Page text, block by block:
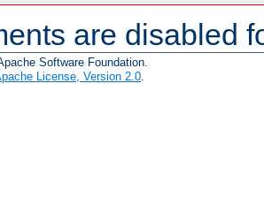
are disabled
Software Foundation.
License, Version 2.0.